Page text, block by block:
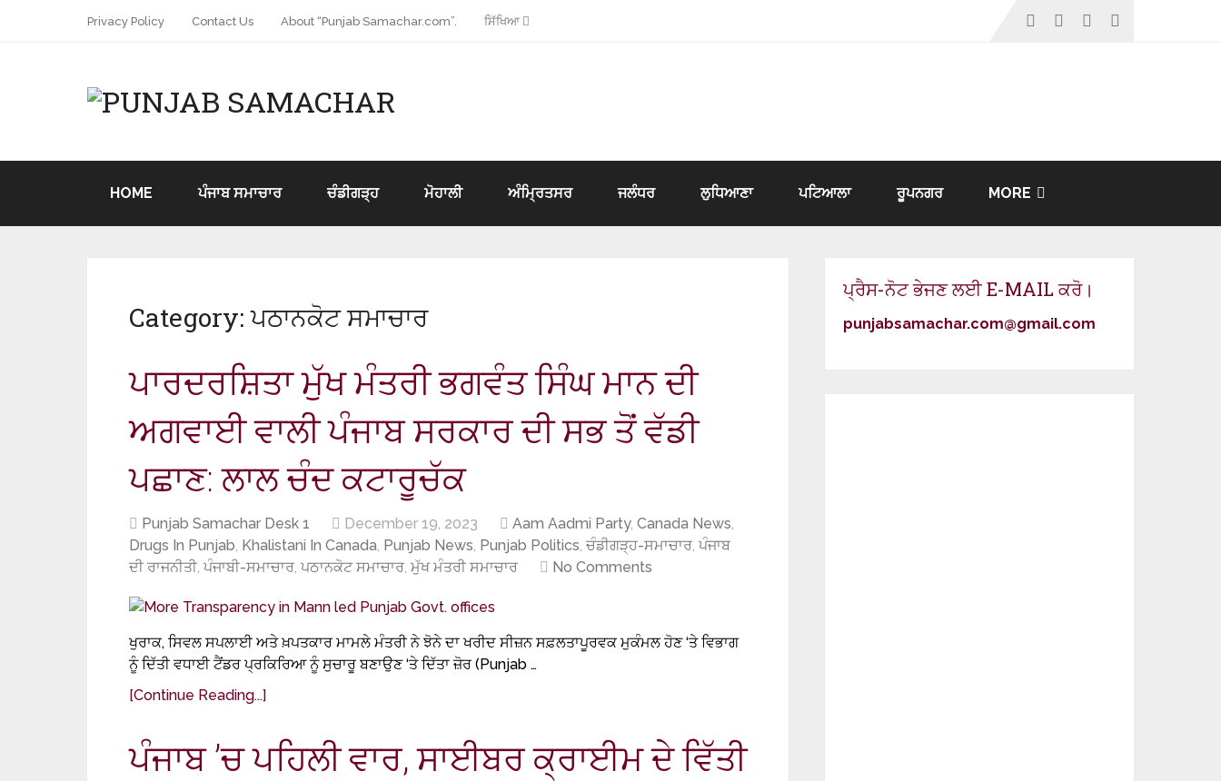
Privacy Policy Contact Us About “Punjab Samachar.com”. ਸਿੱਖਿਆ
HOME ਪੰਜਾਬ ਸਮਾਚਾਰ ਚੰਡੀਗੜ੍ਹ ਮੋਹਾਲੀ ਅੰਮ੍ਰਿਤਸਰ ਜਲੰਧਰ ਲੁਧਿਆਣਾ ਪਟਿਆਲਾ ਰੂਪਨਗਰ MORE
Category:ਪਠਾਨਕੋਟ ਸਮਾਚਾਰ
ਪਾਰਦਰਸ਼ਿਤਾ ਮੁੱਖ ਮੰਤਰੀ ਭਗਵੰਤ ਸਿੰਘ ਮਾਨ ਦੀ
ਅਗਵਾਈ ਵਾਲੀ ਪੰਜਾਬ ਸਰਕਾਰ ਦੀ ਸਭ ਤੋਂ ਵੱਡੀ
ਪਛਾਣ: ਲਾਲ ਚੰਦ ਕਟਾਰੂਚੱਕ
Punjab Samachar Desk 1 December 19, 2023 Aam Aadmi Party, Canada News,
Drugs In Punjab, Khalistani In Canada, Punjab News, Punjab Politics, ਚੰਡੀਗੜ੍ਹ-ਸਮਾਚਾਰ, ਪੰਜਾਬ
ਦੀ ਰਾਜਨੀਤੀ, ਪੰਜਾਬੀ-ਸਮਾਚਾਰ, ਪਠਾਨਕੋਟ ਸਮਾਚਾਰ, ਮੁੱਖ ਮੰਤਰੀ ਸਮਾਚਾਰ No Comments
ਖੁਰਾਕ, ਸਿਵਲ ਸਪਲਾਈ ਅਤੇ ਖ਼ਪਤਕਾਰ ਮਾਮਲੇ ਮੰਤਰੀ ਨੇ ਝੋਨੇ ਦਾ ਖਰੀਦ ਸੀਜ਼ਨ ਸਫ਼ਲਤਾਪੂਰਵਕ ਮੁਕੰਮਲ ਹੋਣ ‘ਤੇ ਵਿਭਾਗ
ਨੂੰ ਦਿੱਤੀ ਵਧਾਈ ਟੈਂਡਰ ਪ੍ਰਕਿਰਿਆ ਨੂੰ ਸੁਚਾਰੂ ਬਣਾਉਣ ‘ਤੇ ਦਿੱਤਾ ਜ਼ੋਰ (Punjab …
[Continue Reading...]
ਪੰਜਾਬ ’ਚ ਪਹਿਲੀ ਵਾਰ, ਸਾਈਬਰ ਕ੍ਰਾਈਮ ਦੇ ਵਿੱਤੀ
ਪ੍ਰੈਸ-ਨੋਟ ਭੇਜਣ ਲਈ E-MAIL ਕਰੋ।
punjabsamachar.com@gmail.com